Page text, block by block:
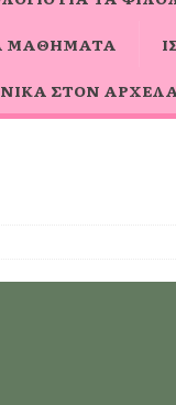
ΜΑΘΉΜΑΤΑ
ΣΤΟΝ